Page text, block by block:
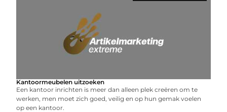
Kantoormeubelen uitzoeken
Een kantoor inrichten is meer dan alleen plek creëren om te
werken, men moet zich goed, veilig en op hun gemak voelen
op een kantoor.